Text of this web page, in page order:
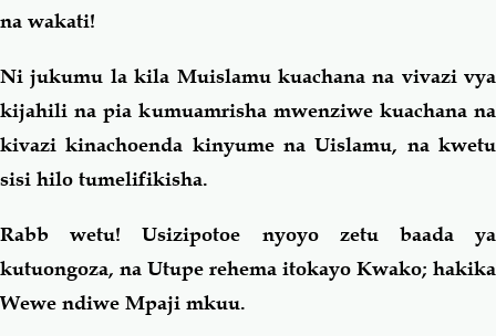
na wakati!
Ni jukumu la kila Muislamu kuachana na vivazi vya
kijahili na pia kumuamrisha mwenziwe kuachana na
kivazi kinachoenda kinyume na Uislamu, na kwetu
sisi hilo tumelifikisha.
Rabb wetu! Usizipotoe nyoyo zetu baada ya
kutuongoza, na Utupe rehema itokayo Kwako; hakika
Wewe ndiwe Mpaji mkuu.